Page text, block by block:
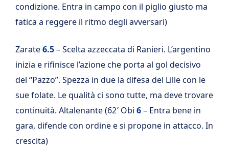
condizione. Entra in campo con il piglio giusto ma
fatica a reggere il ritmo degli avversari)
Zarate6.5– Scelta azzeccata di Ranieri. L’argentino
inizia e rifinisce l’azione che porta al gol decisivo
del “Pazzo”. Spezza in due la difesa del Lille con le
sue folate. Le qualità ci sono tutte, ma deve trovare
continuità. Altalenante (62′ Obi 6– Entra bene in
gara, difende con ordine e si propone in attacco. In
crescita)